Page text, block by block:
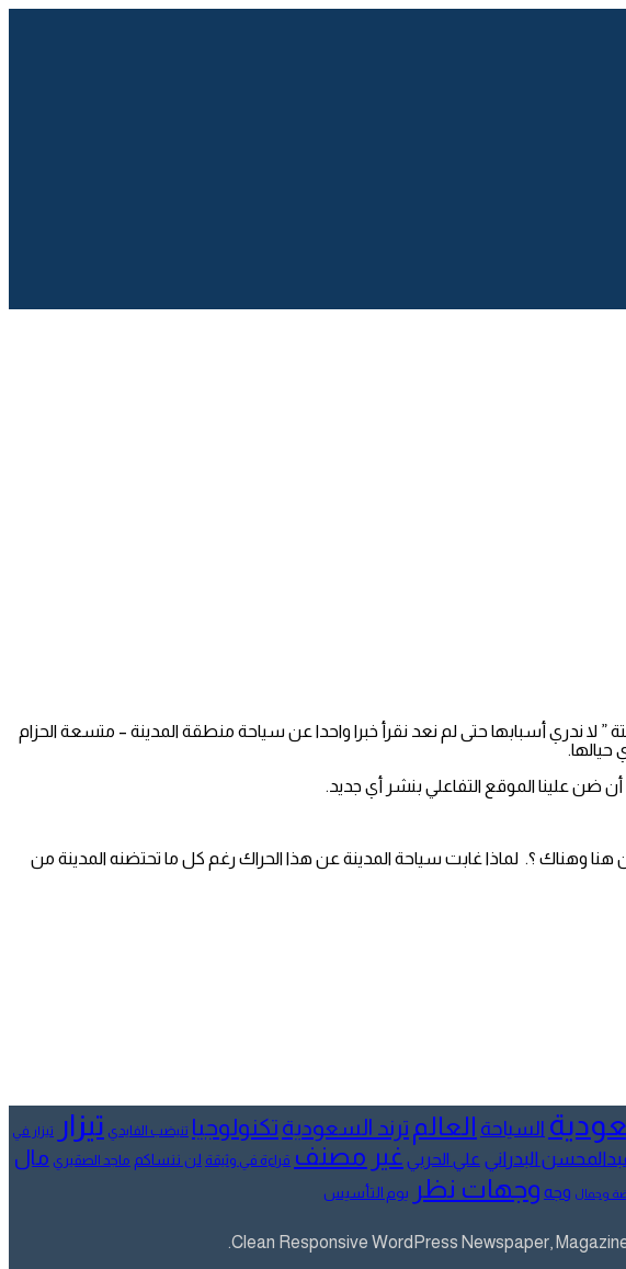
سكتة ” لا ندري أسبابها حتى لم نعد نقرأ خبرا واحدا عن سياحة منطقة المدينة – متسعة الحزام
حيالها.
وهناك ؟. لماذا غابت سياحة المدينة عن هذا الحراك رغم كل ما تحتضنه المدينة من
السياحة العالم ترند السعودية تكنولوجيا تنيضب الفايدي تيزار تيزار في
البدراني علي الحربي غير مصنف قراءة في وثيقة لن ننساكم ماجد الصقيري مال
وجمال وجه وجهات نظر يوم التأسيس
Clean Responsive WordPress Newspaper,